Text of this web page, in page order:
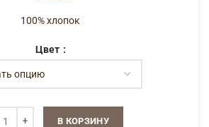
100% хлопок
Цвет
В КОРЗИНУ